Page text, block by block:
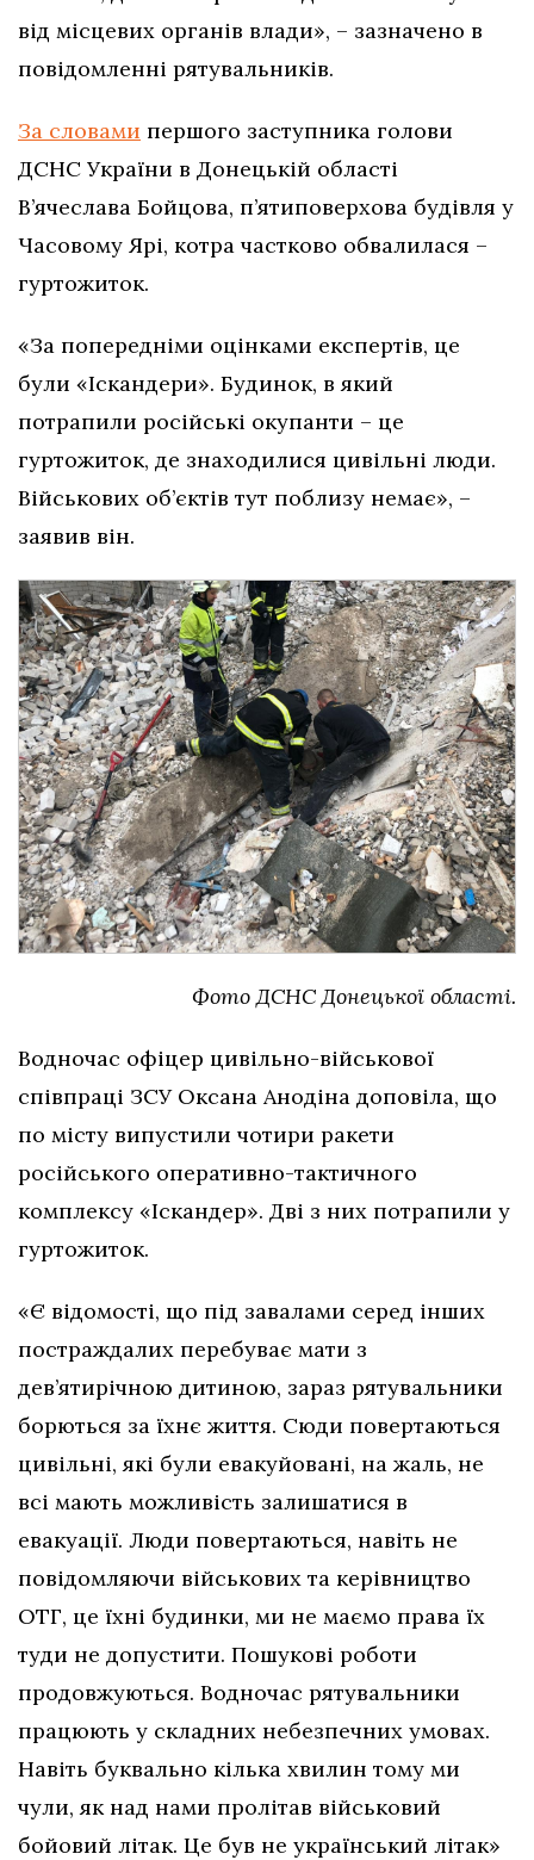
від місцевих органів влади», – зазначено в
повідомленні рятувальників.
За словами першого заступника голови
ДСНС України в Донецькій області
В’ячеслава Бойцова, п’ятиповерхова будівля у
Часовому Ярі, котра частково обвалилася –
гуртожиток.
«За попередніми оцінками експертів, це
були «Іскандери». Будинок, в який
потрапили російські окупанти – це
гуртожиток, де знаходилися цивільні люди.
Військових об’єктів тут поблизу немає», –
заявив він.
Фото ДСНС Донецької області.
Водночас офіцер цивільно-військової
співпраці ЗСУ Оксана Анодіна доповіла, що
по місту випустили чотири ракети
російського оперативно-тактичного
комплексу «Іскандер». Дві з них потрапили у
гуртожиток.
«Є відомості, що під завалами серед інших
постраждалих перебуває мати з
дев’ятирічною дитиною, зараз рятувальники
борються за їхнє життя. Сюди повертаються
цивільні, які були евакуйовані, на жаль, не
всі мають можливість залишатися в
евакуації. Люди повертаються, навіть не
повідомляючи військових та керівництво
ОТГ, це їхні будинки, ми не маємо права їх
туди не допустити. Пошукові роботи
продовжуються. Водночас рятувальники
працюють у складних небезпечних умовах.
Навіть буквально кілька хвилин тому ми
чули, як над нами пролітав військовий
бойовий літак. Це був не український літак»